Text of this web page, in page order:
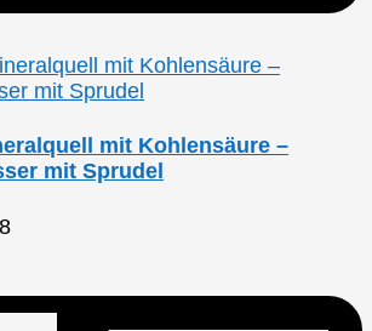
mit Kohlensäure –
mit Sprudel